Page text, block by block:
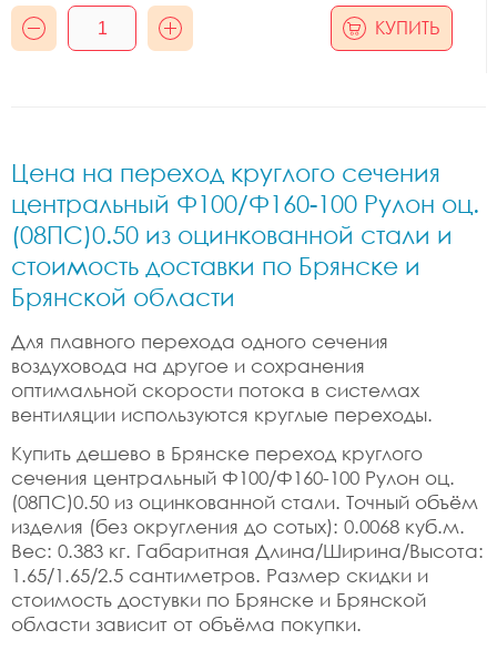
КУПИТЬ
Цена на переход круглого сечения
центральный Ф100/Ф160-100 Рулон оц.
(08ПС)0.50 из оцинкованной стали и
стоимость доставки по Брянске и
Брянской области
Для плавного перехода одного сечения
воздуховода на другое и сохранения
оптимальной скорости потока в системах
вентиляции используются круглые переходы.
Купить дешево в Брянске переход круглого
сечения центральный Ф100/Ф160-100 Рулон оц.
(08ПС)0.50 из оцинкованной стали. Точный объём
изделия (без округления до сотых): 0.0068 куб.м.
Вес: 0.383 кг. Габаритная Длина/Ширина/Высота:
1.65/1.65/2.5 сантиметров. Размер скидки и
стоимость достувки по Брянске и Брянской
области зависит от объёма покупки.